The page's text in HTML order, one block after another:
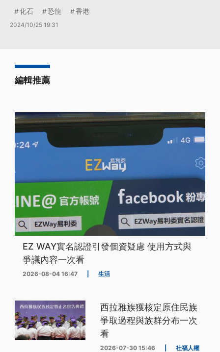
化石 恐龍 香港
2024/10/25 19:31
編輯推薦
EZ WAY實名認證引發個資疑慮 使用方式與
爭議內容一次看
2026-08-04 16:47 生活
西拉雅族獲核定原住民族
爭取過程與族群分布一次
看
2026-07-30 15:46 社福人權